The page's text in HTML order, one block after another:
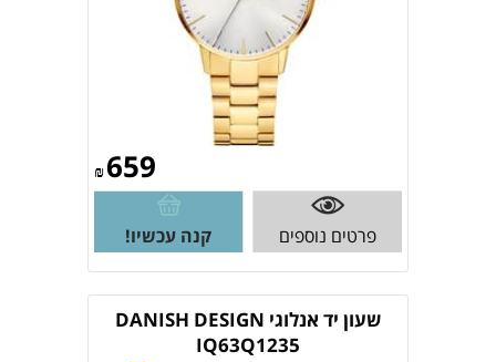
₪659
פרטים נוספים קנה עכשיו!
שעון יד אנלוגי DANISH DESIGN
IQ63Q1235